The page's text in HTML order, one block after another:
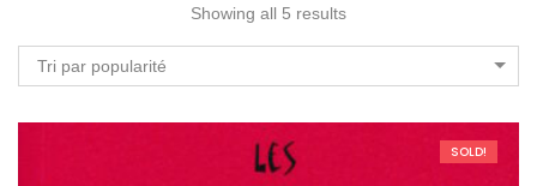
Showing all 5 results
Tri par popularité
SOLD!